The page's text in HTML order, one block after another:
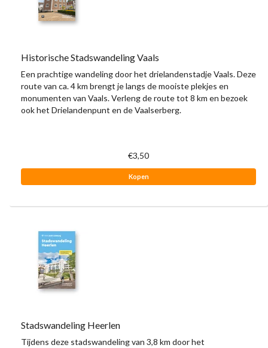
Historische Stadswandeling Vaals
Een prachtige wandeling door het drielandenstadje Vaals. Deze
route van ca. 4 km brengt je langs de mooiste plekjes en
monumenten van Vaals. Verleng de route tot 8 km en bezoek
ook het Drielandenpunt en de Vaalserberg.
€3,50
Kopen
Stadswandeling Heerlen
Tijdens deze stadswandeling van 3,8 km door het